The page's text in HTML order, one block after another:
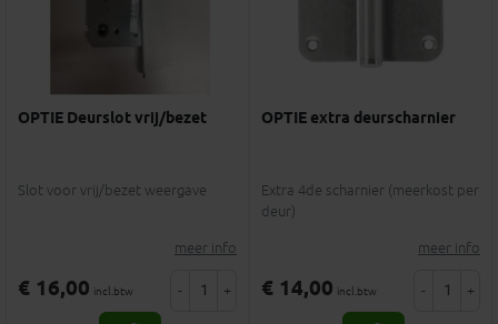
OPTIE Deurslot vrij/bezet
Slot voor vrij/bezet weergave
meer info
€ 16,00 incl.btw - +
OPTIE extra deurscharnier
Extra 4de scharnier (meerkost per
deur)
meer info
€ 14,00 incl.btw - +